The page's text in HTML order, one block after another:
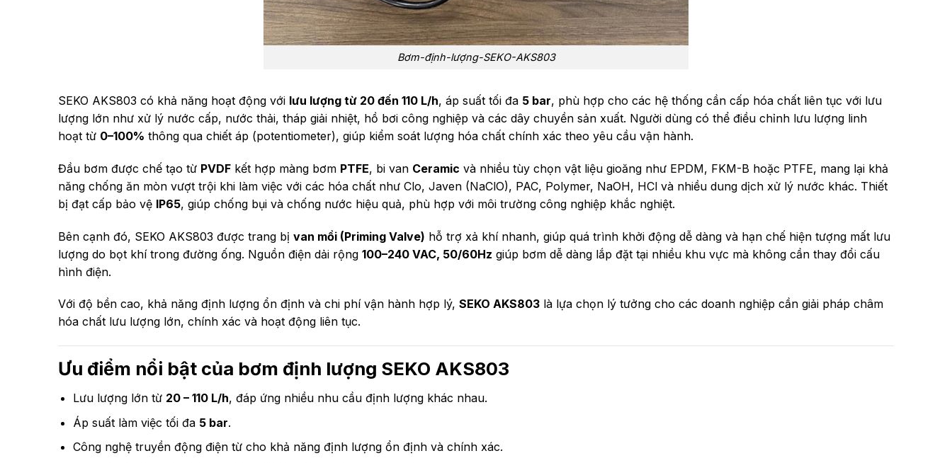
Bơm-định-lượng-SEKO-AKS803
SEKO AKS803 có khả năng hoạt động với lưu lượng từ 20 đến 110 L/h, áp suất tối đa 5 bar, phù hợp cho các hệ thống cần cấp hóa chất liên tục với lưu
lượng lớn như xử lý nước cấp, nước thải, tháp giải nhiệt, hồ bơi công nghiệp và các dây chuyền sản xuất. Người dùng có thể điều chỉnh lưu lượng linh
hoạt từ 0–100% thông qua chiết áp (potentiometer), giúp kiểm soát lượng hóa chất chính xác theo yêu cầu vận hành.
Đầu bơm được chế tạo từ PVDF kết hợp màng bơm PTFE, bi van Ceramic và nhiều tùy chọn vật liệu gioăng như EPDM, FKM-B hoặc PTFE, mang lại khả
năng chống ăn mòn vượt trội khi làm việc với các hóa chất như Clo, Javen (NaClO), PAC, Polymer, NaOH, HCl và nhiều dung dịch xử lý nước khác. Thiết
bị đạt cấp bảo vệ IP65, giúp chống bụi và chống nước hiệu quả, phù hợp với môi trường công nghiệp khắc nghiệt.
Bên cạnh đó, SEKO AKS803 được trang bị van mồi (Priming Valve) hỗ trợ xả khí nhanh, giúp quá trình khởi động dễ dàng và hạn chế hiện tượng mất lưu
lượng do bọt khí trong đường ống. Nguồn điện dải rộng 100–240 VAC, 50/60Hz giúp bơm dễ dàng lắp đặt tại nhiều khu vực mà không cần thay đổi cấu
hình điện.
Với độ bền cao, khả năng định lượng ổn định và chi phí vận hành hợp lý, SEKO AKS803 là lựa chọn lý tưởng cho các doanh nghiệp cần giải pháp châm
hóa chất lưu lượng lớn, chính xác và hoạt động liên tục.
Ưu điểm nổi bật của bơm định lượng SEKO AKS803
Lưu lượng lớn từ 20 – 110 L/h, đáp ứng nhiều nhu cầu định lượng khác nhau.
Áp suất làm việc tối đa 5 bar.
Công nghệ truyền động điện từ cho khả năng định lượng ổn định và chính xác.